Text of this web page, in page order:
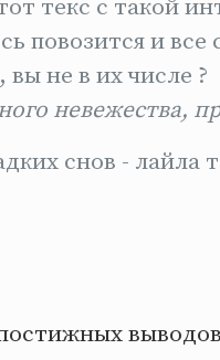
текс с такой
повозится и все
не в их числе ?
невежества,
снов - лайла